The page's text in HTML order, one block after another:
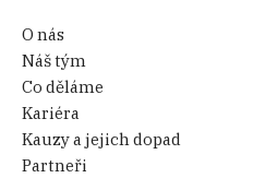
O nás
Náš tým
Co děláme
Kariéra
Kauzy a jejich dopad
Partneři